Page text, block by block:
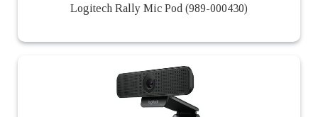
Logitech Rally Mic Pod (989-000430)